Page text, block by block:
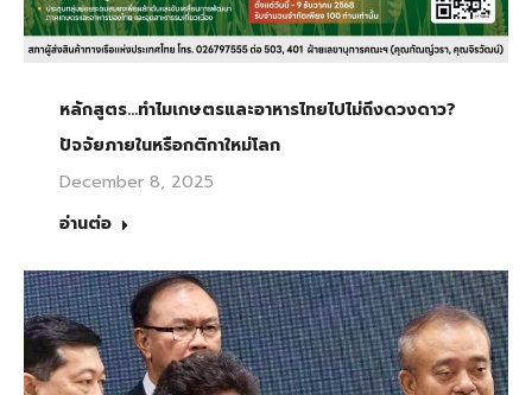
หลักสูตร…ทำไมเกษตรและอาหารไทยไปไม่ถึงดวงดาว?
ปัจจัยภายในหรือกติกาใหม่โลก
December 8, 2025
อ่านต่อ